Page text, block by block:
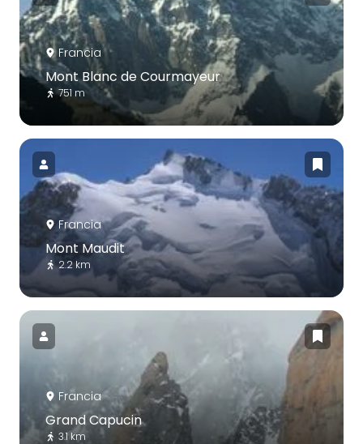
Francia
Mont Blanc de Courmayeur
751 m
Francia
Mont Maudit
2.2 km
Francia
Grand Capucin
3.1 km